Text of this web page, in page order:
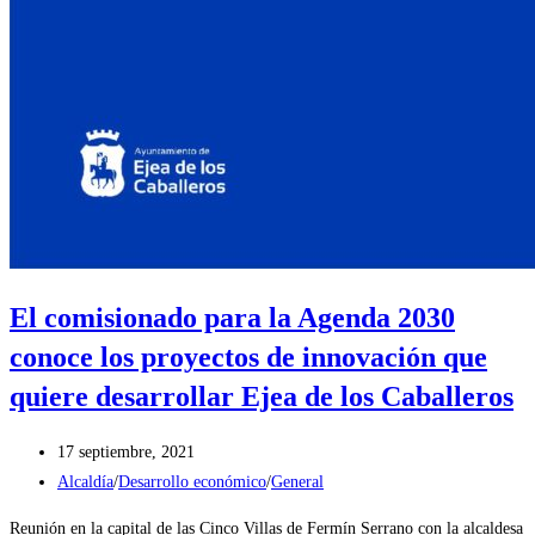
El comisionado para la Agenda 2030
conoce los proyectos de innovación que
quiere desarrollar Ejea de los Caballeros
Publicación
de
17 septiembre, 2021
Categoría
Alcaldía/Desarrollo económico/General
Reunión en la capital de las Cinco Villas de Fermín Serrano con la alcaldesa